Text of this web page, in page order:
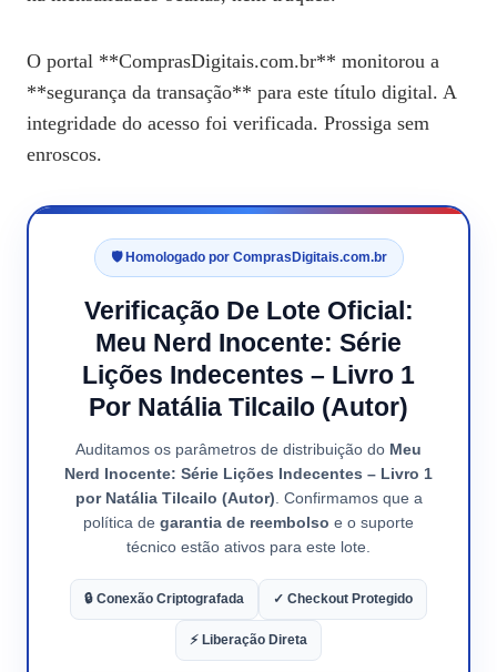
O portal **ComprasDigitais.com.br** monitorou a
**segurança da transação** para este título digital. A
integridade do acesso foi verificada. Prossiga sem
enroscos.
🛡️ Homologado por ComprasDigitais.com.br
Verificação De Lote Oficial:
Meu Nerd Inocente: Série
Lições Indecentes – Livro 1
Por Natália Tilcailo (Autor)
Auditamos os parâmetros de distribuição do Meu
Nerd Inocente: Série Lições Indecentes – Livro 1
por Natália Tilcailo (Autor). Confirmamos que a
política de garantia de reembolso e o suporte
técnico estão ativos para este lote.
🔒 Conexão Criptografada ✓ Checkout Protegido
⚡ Liberação Direta